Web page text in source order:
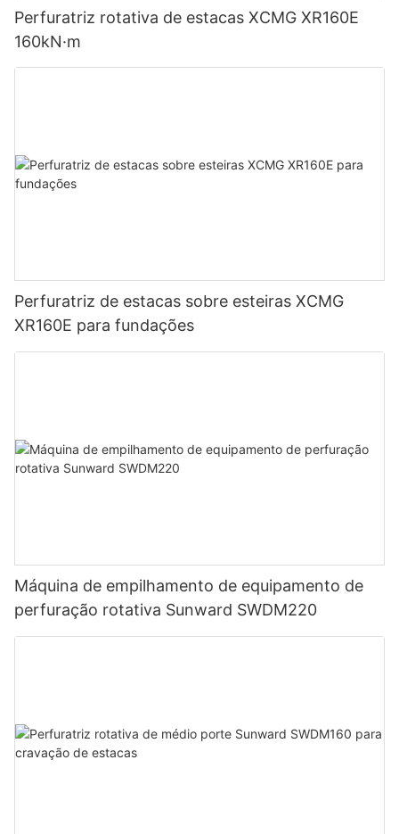
Perfuratriz rotativa de estacas XCMG XR160E
160kN·m
Perfuratriz de estacas sobre esteiras XCMG
XR160E para fundações
Máquina de empilhamento de equipamento de
perfuração rotativa Sunward SWDM220